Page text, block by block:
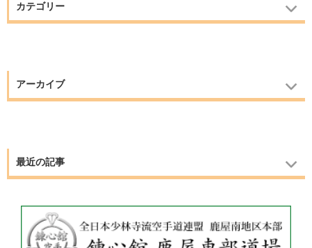
カテゴリー
アーカイブ
最近の記事